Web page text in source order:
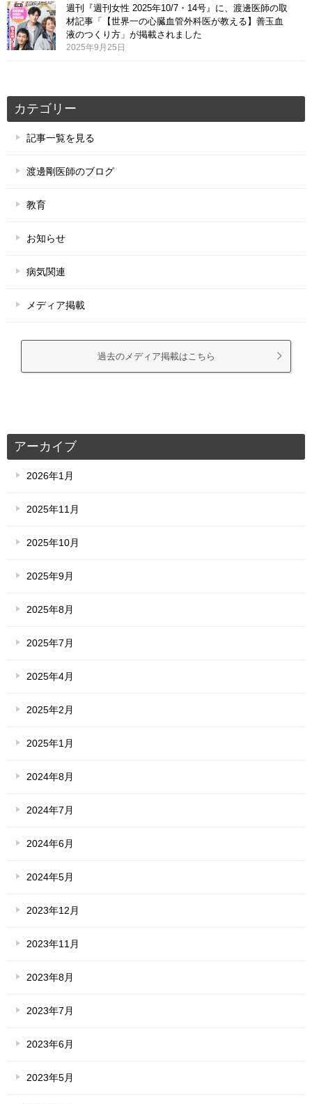
週刊『週刊女性 2025年10/7・14号』に、渡邊医師の取
材記事「【世界一の心臓血管外科医が教える】善玉血
液のつくり方」が掲載されました
2025年9月25日
カテゴリー
記事一覧を見る
渡邊剛医師のブログ
教育
お知らせ
病気関連
メディア掲載
過去のメディア掲載はこちら
アーカイブ
2026年1月
2025年11月
2025年10月
2025年9月
2025年8月
2025年7月
2025年4月
2025年2月
2025年1月
2024年8月
2024年7月
2024年6月
2024年5月
2023年12月
2023年11月
2023年8月
2023年7月
2023年6月
2023年5月